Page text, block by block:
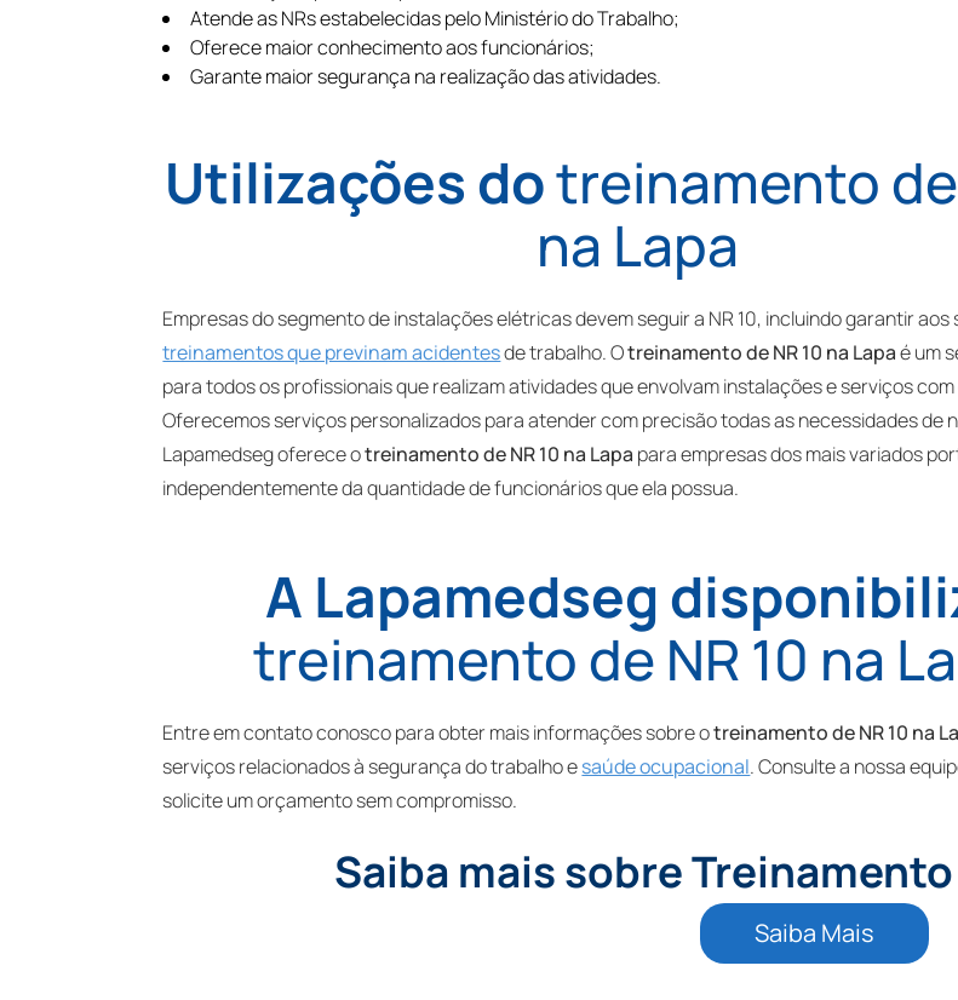
Atende as NRs estabelecidas pelo Ministério do Trabalho;
Oferece maior conhecimento aos funcionários;
Garante maior segurança na realização das atividades.
Utilizações dotreinamento de
na Lapa
Empresas do segmento de instalações elétricas devem seguir a NR 10, incluindo garantir
treinamentos que previnam acidentesde trabalho. Otreinamento de NR 10 na Lapaé um
para todos os profissionais que realizam atividades que envolvam instalações e serviços
Oferecemos serviços personalizados para atender com precisão todas as necessidades de
Lapamedseg oferece otreinamento de NR 10 na Lapa para empresas dos mais variados
independentemente da quantidade de funcionários que ela possua.
A Lapamedseg
treinamento de NR 10 na
Entre em contato conosco para obter mais informações sobre otreinamento de NR 10 na
serviços relacionados à segurança do trabalho esaúde ocupacional. Consulte a nossa
solicite um orçamento sem compromisso.
Saiba mais sobre Treinamento
Saiba Mais